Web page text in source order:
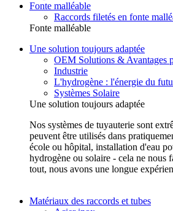
Fonte malléable
Raccords filetés en fonte
Fonte malléable
Une solution toujours adaptée
OEM Solutions & Avantages
Industrie
L'hydrogène : l'énergie du
Systèmes Solaire
Une solution toujours adaptée
Nos systèmes de tuyauterie sont
peuvent être utilisés dans
école ou hôpital, installation d'eau
hydrogène ou solaire - cela ne nous
tout, nous avons une longue
Matériaux des raccords et tubes